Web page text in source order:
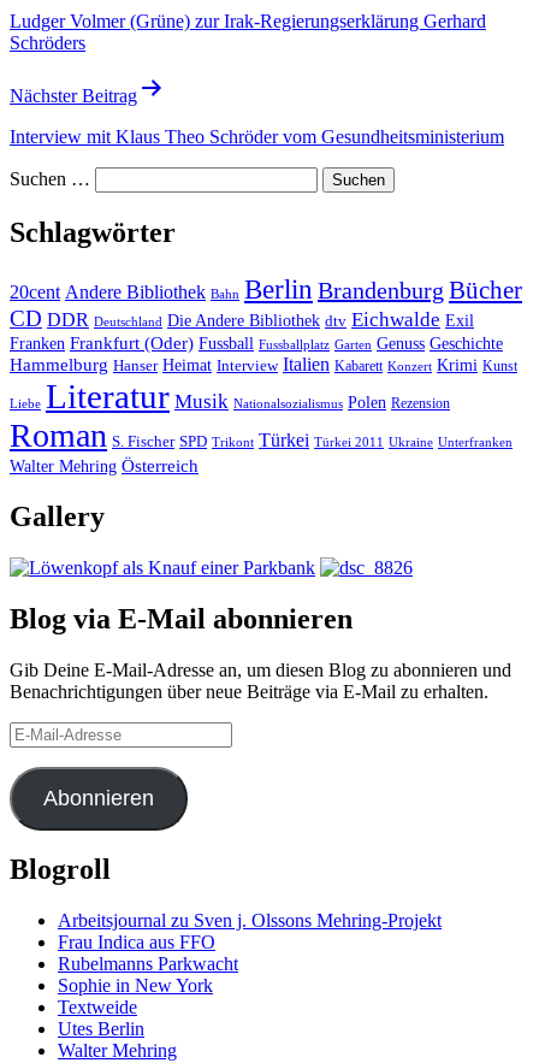
Ludger Volmer (Grüne) zur Irak-Regierungserklärung Gerhard
Schröders
Nächster Beitrag
Interview mit Klaus Theo Schröder vom Gesundheitsministerium
Suchen …
Schlagwörter
20cent Andere Bibliothek Bahn Berlin Brandenburg Bücher
CD DDR Deutschland Die Andere Bibliothek dtv Eichwalde Exil
Franken Frankfurt (Oder) Fussball Fussballplatz Garten Genuss Geschichte
Hammelburg Hanser Heimat Interview Italien Kabarett Konzert Krimi Kunst
Liebe Literatur Musik Nationalsozialismus Polen Rezension
Roman S. Fischer SPD Trikont Türkei Türkei 2011 Ukraine Unterfranken
Walter Mehring Österreich
Gallery
Blog via E-Mail abonnieren
Gib Deine E-Mail-Adresse an, um diesen Blog zu abonnieren und
Benachrichtigungen über neue Beiträge via E-Mail zu erhalten.
E-
Mail-
Adresse
Abonnieren
Blogroll
Arbeitsjournal zu Sven j. Olssons Mehring-Projekt
Frau Indica aus FFO
Rubelmanns Parkwacht
Sophie in New York
Textweide
Utes Berlin
Walter Mehring